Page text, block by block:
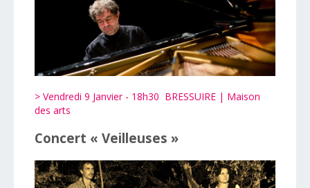
> Vendredi 9 Janvier - 18h30 BRESSUIRE | Maison
des arts
Concert « Veilleuses »